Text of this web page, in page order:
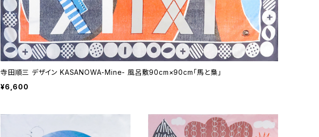
寺田順三 デザイン KASANOWA-Mine- 風呂敷90cm×90cm「馬と梟」
¥6,600